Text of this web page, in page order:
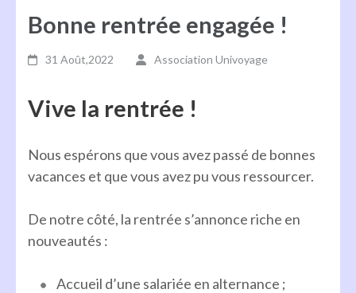
Bonne rentrée engagée !
31 Août,2022 Association Univoyage
Vive la rentrée !
Nous espérons que vous avez passé de bonnes
vacances et que vous avez pu vous ressourcer.
De notre côté, la rentrée s’annonce riche en
nouveautés :
Accueil d’une salariée en alternance ;